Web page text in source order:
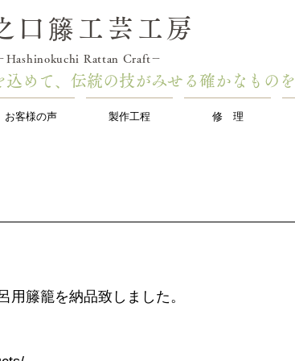
口籐工芸工房
込めて、伝統の技がみせる確かなものを
Hashinokuchi Rattan Craft－
お客様の声 製作工程 修 理
籐籠を納品致しました。